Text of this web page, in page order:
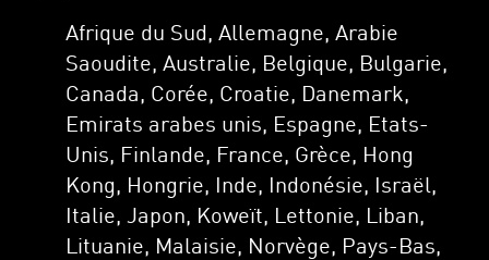
Afrique du Sud, Allemagne, Arabie
Saoudite, Australie, Belgique, Bulgarie,
Canada, Corée, Croatie, Danemark,
Emirats arabes unis, Espagne, Etats-
Unis, Finlande, France, Grèce, Hong
Kong, Hongrie, Inde, Indonésie, Israël,
Italie, Japon, Koweït, Lettonie, Liban,
Lituanie, Malaisie, Norvège, Pays-Bas,